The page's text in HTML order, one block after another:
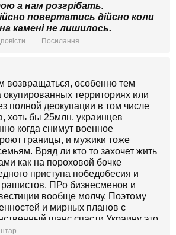
а нам розгрібать.
повертатись дійсно коли
камені не лишилось.
Посилання
возвращаться, особенно тем
территориях или
полной деокупации в том числе
хоть бы 25млн. украинцев
когда снимут военное
границы, и мужики тоже
Вряд ли кто то захочет жить
как на пороховой бочке
приступа победобесия и
ПРо бизнесменов и
вообще молчу. Поэтому
и мирных планов с
шанс спасти Украину это
и военные базы НАТО в